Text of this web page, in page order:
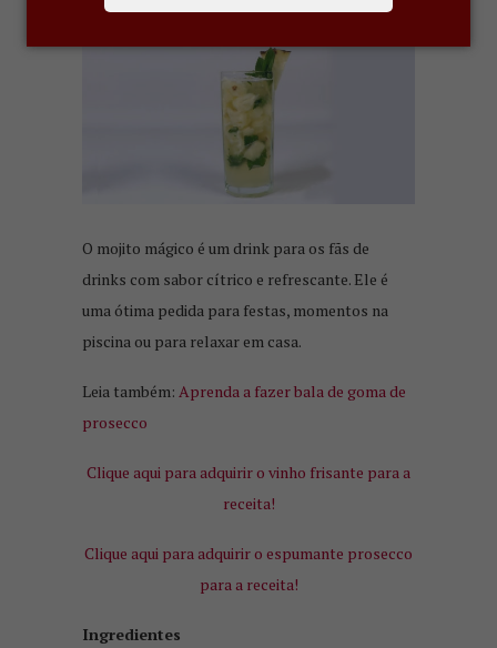
O mojito mágico é um drink para os fãs de
drinks com sabor cítrico e refrescante. Ele é
uma ótima pedida para festas, momentos na
piscina ou para relaxar em casa.
Leia também: Aprenda a fazer bala de goma de
prosecco
Clique aqui para adquirir o vinho frisante para a
receita!
Clique aqui para adquirir o espumante prosecco
para a receita!
Ingredientes